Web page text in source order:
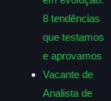
8 tendências
que testamos
e aprovamos
Vacante de
Analista de